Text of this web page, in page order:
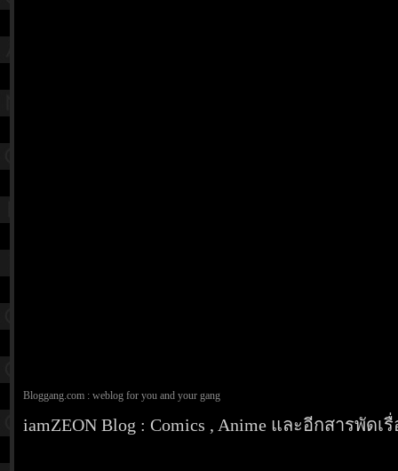
Bloggang.com : weblog for you and your gang
iamZEON Blog : Comics , Anime และอีกสารพัดเรื่